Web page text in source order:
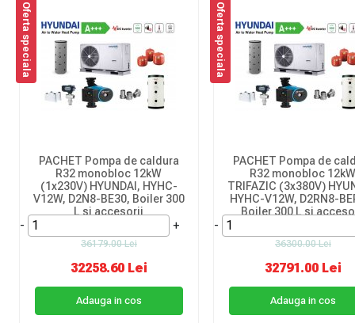
Oferta speciala
PACHET Pompa de caldura
R32 monobloc 12kW
(1x230V) HYUNDAI, HYHC-
V12W, D2N8-BE30, Boiler 300
L si accesorii
- +
36179.00 Lei
32258.60 Lei
Adauga in cos
Oferta speciala
PACHET Pompa de
R32 monobloc
TRIFAZIC (3x380V)
HYHC-V12W, D2RN8-
Boiler 300 L si
-
36300.00 Lei
32791.00 Lei
Adauga in cos